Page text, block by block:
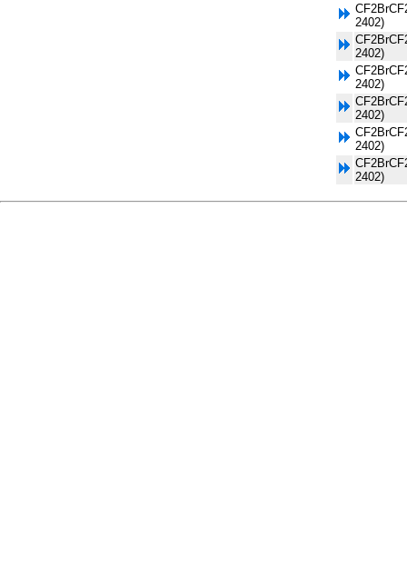
2402)
2402)
2402)
2402)
2402)
2402)